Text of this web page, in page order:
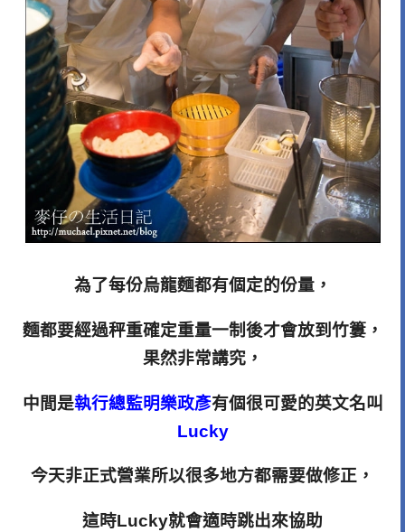
為了每份烏龍麵都有個定的份量，
麵都要經過秤重確定重量一制後才會放到竹簍，
果然非常講究，
中間是執行總監明樂政彥有個很可愛的英文名叫
Lucky
今天非正式營業所以很多地方都需要做修正，
這時Lucky就會適時跳出來協助